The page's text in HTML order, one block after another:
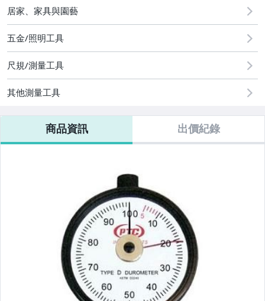
運動、戶外與休閒
居家、家具與園藝
五金/照明工具
尺規/測量工具
其他測量工具
商品資訊 出價紀錄